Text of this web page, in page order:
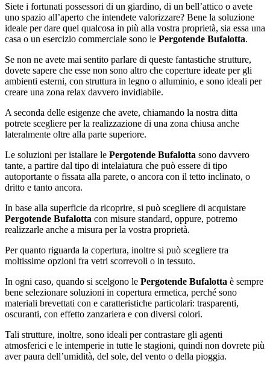
Siete i fortunati possessori di un giardino, di un bell’attico o avete
uno spazio all’aperto che intendete valorizzare? Bene la soluzione
ideale per dare quel qualcosa in più alla vostra proprietà, sia essa una
casa o un esercizio commerciale sono le Pergotende Bufalotta.
Se non ne avete mai sentito parlare di queste fantastiche strutture,
dovete sapere che esse non sono altro che coperture ideate per gli
ambienti esterni, con struttura in legno o alluminio, e sono ideali per
creare una zona relax davvero invidiabile.
A seconda delle esigenze che avete, chiamando la nostra ditta
potrete scegliere per la realizzazione di una zona chiusa anche
lateralmente oltre alla parte superiore.
Le soluzioni per istallare le Pergotende Bufalotta sono davvero
tante, a partire dal tipo di intelaiatura che può essere di tipo
autoportante o fissata alla parete, o ancora con il tetto inclinato, o
dritto e tanto ancora.
In base alla superficie da ricoprire, si può scegliere di acquistare
Pergotende Bufalotta con misure standard, oppure, potremo
realizzarle anche a misura per la vostra proprietà.
Per quanto riguarda la copertura, inoltre si può scegliere tra
moltissime opzioni fra vetri scorrevoli o in tessuto.
In ogni caso, quando si scelgono le Pergotende Bufalotta è sempre
bene selezionare soluzioni in copertura ermetica, perché sono
materiali brevettati con e caratteristiche particolari: trasparenti,
oscuranti, con effetto zanzariera e con diversi colori.
Tali strutture, inoltre, sono ideali per contrastare gli agenti
atmosferici e le intemperie in tutte le stagioni, quindi non dovrete più
aver paura dell’umidità, del sole, del vento o della pioggia.